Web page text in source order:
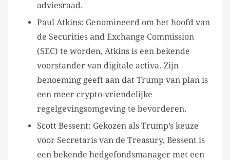
adviesraad.
Paul Atkins: Genomineerd om het hoofd van
de Securities and Exchange Commission
(SEC) te worden, Atkins is een bekende
voorstander van digitale activa. Zijn
benoeming geeft aan dat Trump van plan is
een meer crypto-vriendelijke
regelgevingsomgeving te bevorderen.
Scott Bessent: Gekozen als Trump’s keuze
voor Secretaris van de Treasury, Bessent is
een bekende hedgefondsmanager met een